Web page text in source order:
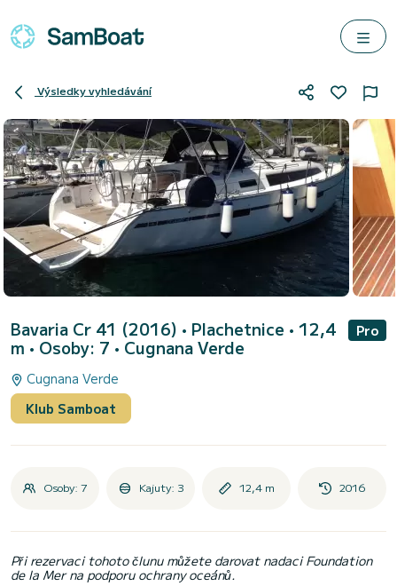
Výsledky vyhledávání
Bavaria Cr 41 (2016) • Plachetnice • 12,4
m • Osoby: 7 • Cugnana Verde
Pro
Cugnana Verde
Klub Samboat
Osoby: 7 Kajuty: 3 12,4 m 2016
Při rezervaci tohoto člunu můžete darovat nadaci Foundation
de la Mer na podporu ochrany oceánů.